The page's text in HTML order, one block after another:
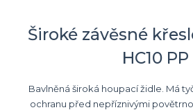
Široké závěsné
HC10 PP
Bavlněná široká houpací židle. Má
ochranu před nepříznivými